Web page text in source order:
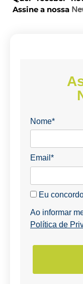
Assine a nossa
Nome*
Email*
Eu
Ao informar
Política de